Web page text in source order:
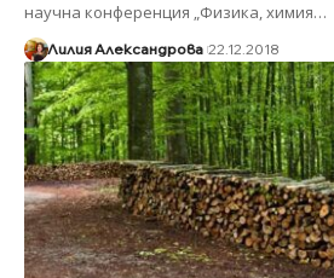
научна конференция „Физика, химия…
Лилия Александрова 22.12.2018